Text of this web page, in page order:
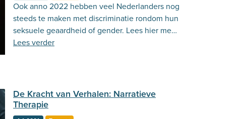
Ook anno 2022 hebben veel Nederlanders nog
steeds te maken met discriminatie rondom hun
seksuele geaardheid of gender. Lees hier meer
over waarom de Internationale Dag tegen
Lees verder
De Kracht van Verhalen: Narratieve
Therapie